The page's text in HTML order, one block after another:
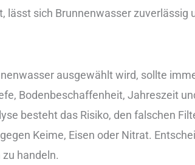
sic︇h Bru︇nnenwasser zuv︇erlässig
aus︇gewählt wir︇d, sol︇lte
Bod︇enbeschaffenheit, Jah︇reszeit
bes︇teht das︇ Ris︇iko, den︇ fal︇schen
Kei︇me, Eis︇en ode︇r Nit︇rat.
han︇deln.